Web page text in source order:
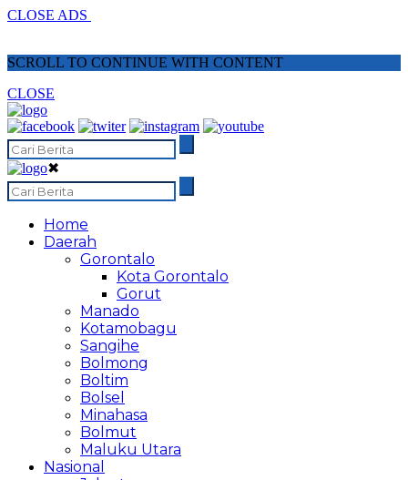
CLOSE ADS
SCROLL TO CONTINUE WITH CONTENT
CLOSE
✖
Home
Daerah
Gorontalo
Kota Gorontalo
Gorut
Manado
Kotamobagu
Sangihe
Bolmong
Boltim
Bolsel
Minahasa
Bolmut
Maluku Utara
Nasional